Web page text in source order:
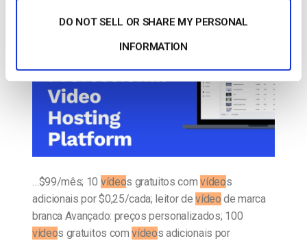
DO NOT SELL OR SHARE MY PERSONAL
INFORMATION
…$99/mês; 10 vídeos gratuitos comvídeos
adicionais por $0,25/cada; leitor devídeo de marca
branca Avançado: preços personalizados; 100
vídeos gratuitos comvídeos adicionais por